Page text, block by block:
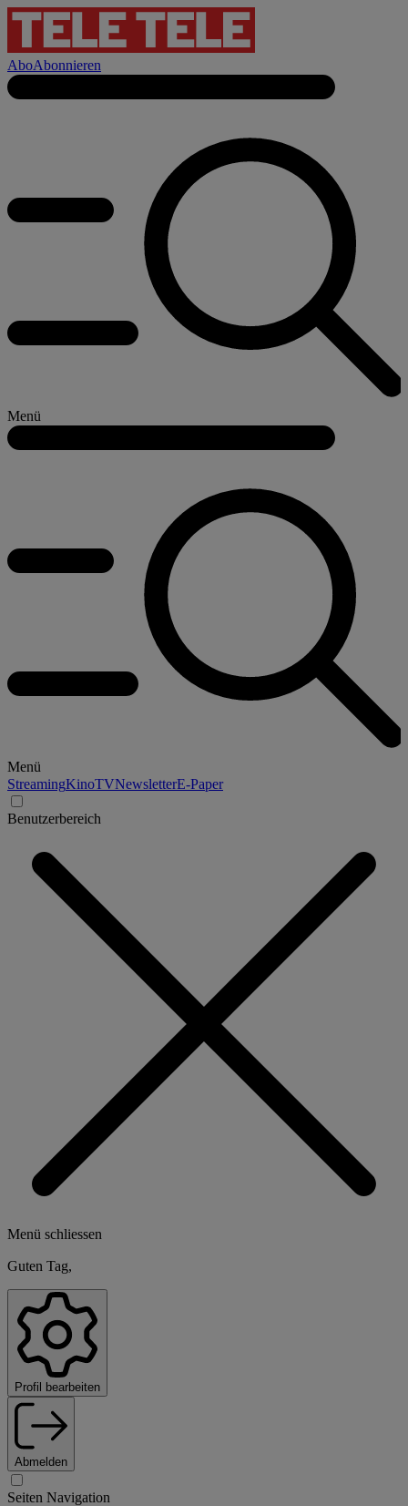
AboAbonnieren
Menü
Menü
StreamingKinoTVNewsletterE-Paper
Benutzerbereich
Menü schliessen
Guten Tag,
Profil bearbeiten
Abmelden
Seiten Navigation